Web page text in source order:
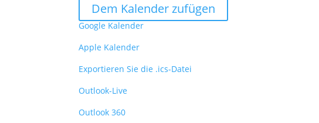
Dem Kalender zufügen
Google Kalender
Apple Kalender
Exportieren Sie die .ics-Datei
Outlook-Live
Outlook 360